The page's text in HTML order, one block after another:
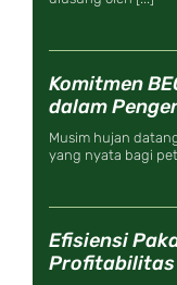
Komitmen
dalam
Musim hujan
yang nyata bagi
Efisiensi
Profitabilitas